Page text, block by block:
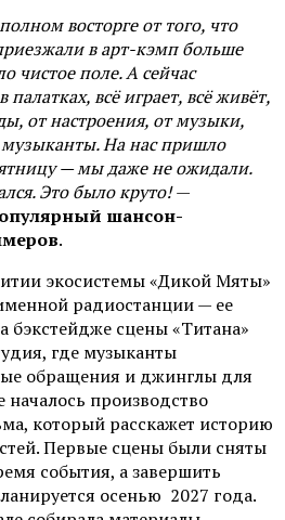
восторге от того, что
в арт-кэмп больше
чистое поле. А сейчас
всё играет, всё живёт,
от настроения, от музыки,
На нас пришло
— мы даже не ожидали.
Это было круто!—
шансон-
.
экосистемы «Дикой Мяты»
радиостанции — ее
бэкстейдже сцены «Титана»
где музыканты
обращения и джинглы для
производство
который расскажет историю
Первые сцены были сняты
события, а завершить
осенью 2027 года.